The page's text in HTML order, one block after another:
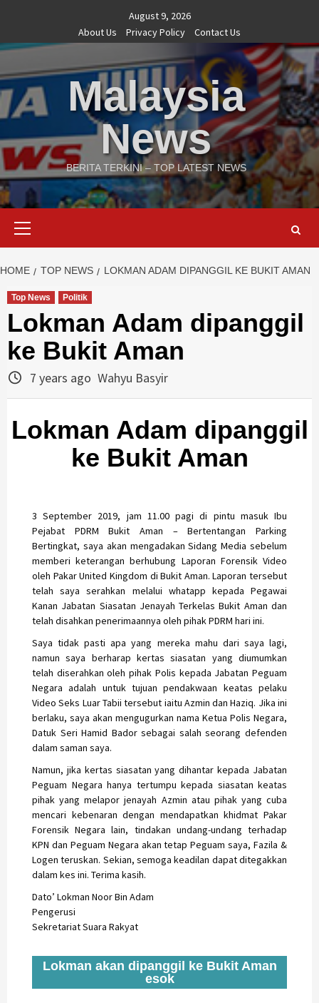
August 9, 2026
About Us
Privacy Policy Contact Us
Malaysia
News
BERITA TERKINI – TOP LATEST NEWS
HOME TOP NEWS LOKMAN ADAM DIPANGGIL KE BUKIT AMAN
Top News Politik
Lokman Adam dipanggil
ke Bukit Aman
7 years ago Wahyu Basyir
Lokman Adam dipanggil
ke Bukit Aman
3 September 2019, jam 11.00 pagi di pintu masuk Ibu
Pejabat PDRM Bukit Aman – Bertentangan Parking
Bertingkat, saya akan mengadakan Sidang Media sebelum
memberi keterangan berhubung Laporan Forensik Video
oleh Pakar United Kingdom di Bukit Aman. Laporan tersebut
telah saya serahkan melalui whatapp kepada Pegawai
Kanan Jabatan Siasatan Jenayah Terkelas Bukit Aman dan
telah disahkan penerimaannya oleh pihak PDRM hari ini.
Saya tidak pasti apa yang mereka mahu dari saya lagi,
namun saya berharap kertas siasatan yang diumumkan
telah diserahkan oleh pihak Polis kepada Jabatan Peguam
Negara adalah untuk tujuan pendakwaan keatas pelaku
Video Seks Luar Tabii tersebut iaitu Azmin dan Haziq. Jika ini
berlaku, saya akan mengugurkan nama Ketua Polis Negara,
Datuk Seri Hamid Bador sebagai salah seorang defenden
dalam saman saya.
Namun, jika kertas siasatan yang dihantar kepada Jabatan
Peguam Negara hanya tertumpu kepada siasatan keatas
pihak yang melapor jenayah Azmin atau pihak yang cuba
mencari kebenaran dengan mendapatkan khidmat Pakar
Forensik Negara lain, tindakan undang-undang terhadap
KPN dan Peguam Negara akan tetap Peguam saya, Fazila &
Logen teruskan. Sekian, semoga keadilan dapat ditegakkan
dalam kes ini. Terima kasih.
Dato’ Lokman Noor Bin Adam
Pengerusi
Sekretariat Suara Rakyat
Lokman akan dipanggil ke Bukit Aman
esok